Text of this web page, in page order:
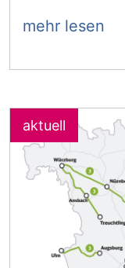
mehr lesen